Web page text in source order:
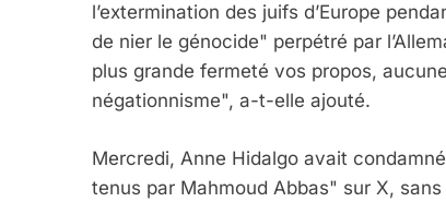
l’extermination des juifs d’Europe
de nier le génocide" perpétré par
plus grande fermeté vos propos,
négationnisme", a-t-elle ajouté.
Mercredi, Anne Hidalgo avait
tenus par Mahmoud Abbas" sur X,
6
FIÈRE, DIGNE ET
Dvir
ISRAÉL JUDAISME